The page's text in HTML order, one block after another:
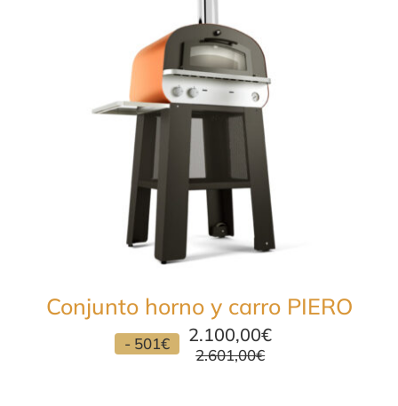
Conjunto horno y carro PIERO
2.601,00€
2.100,00€
- 501€